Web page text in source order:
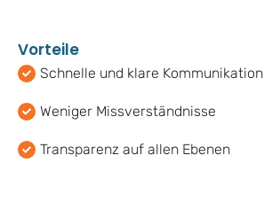
Vorteile
Schnelle und klare Kommunikation
Weniger Missverständnisse
Transparenz auf allen Ebenen